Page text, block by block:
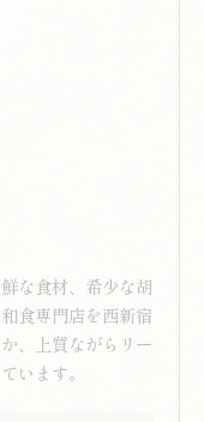
な食材、希少な胡
食専門店を西新宿
、上質ながらリー
います。